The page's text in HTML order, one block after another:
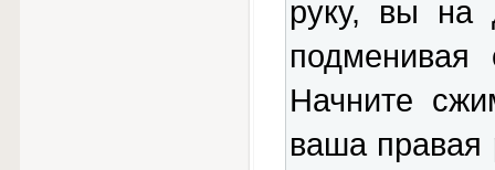
руку, вы на
Начните
ваша правая